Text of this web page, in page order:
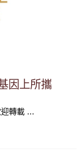
因上所攜
迎轉載 …